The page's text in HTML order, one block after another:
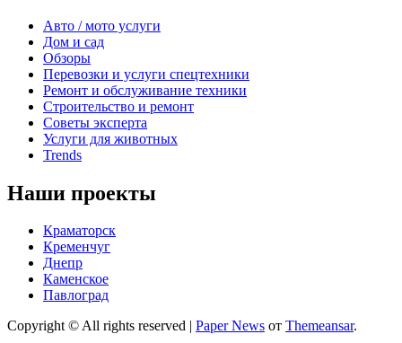
Авто / мото услуги
Дом и сад
Обзоры
Перевозки и услуги спецтехники
Ремонт и обслуживание техники
Строительство и ремонт
Советы эксперта
Услуги для животных
Trends
Наши проекты
Краматорск
Кременчуг
Днепр
Каменское
Павлоград
Copyright © All rights reserved
Paper News от Themeansar.